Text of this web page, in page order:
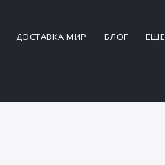
ДОСТАВКА МИР БЛОГ ЕЩЕ